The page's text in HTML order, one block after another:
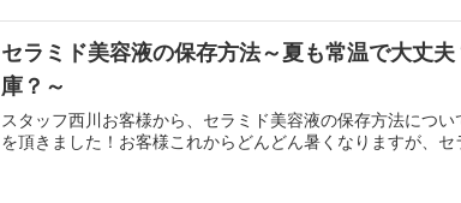
セラミド美容液の保存方法～夏も常温で大丈夫
庫？～
スタッフ西川お客様から、セラミド美容液の保存方法につい
を頂きました！お客様これからどんどん暑くなりますが、セ